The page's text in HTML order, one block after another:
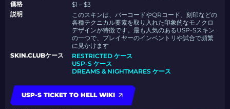
価格
$1 – $3
説明
このスキンは、バーコードやQRコード、刻印などの
各種テクニカル要素を取り入れた印象的なモノクロ
デザインが特徴です。最も人気のあるUSP-Sスキン
の一つで、プレイヤーのインベントリや試合で頻繁
に見かけます
SKIN.CLUBケース
RESTRICTED ケース
USP-S ケース
DREAMS & NIGHTMARES ケース
USP-S TICKET TO HELL WIKI